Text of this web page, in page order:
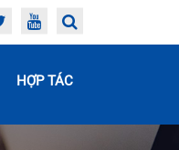
HỢP TÁC